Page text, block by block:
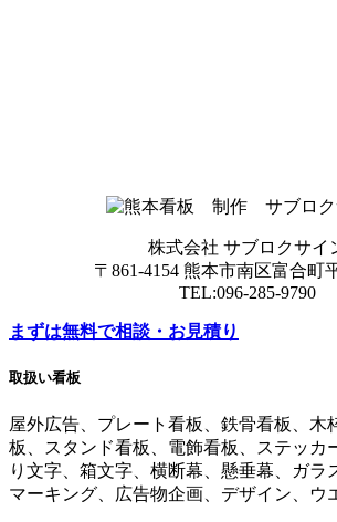
株式会社 サブロクサイ
〒861-4154 熊本市南区富合町
TEL:096-285-9790
まずは無料で相談・お見積り
取扱い看板
屋外広告、プレート看板、鉄骨看板、木
板、スタンド看板、電飾看板、ステッカ
り文字、箱文字、横断幕、懸垂幕、ガラ
マーキング、広告物企画、デザイン、ウ